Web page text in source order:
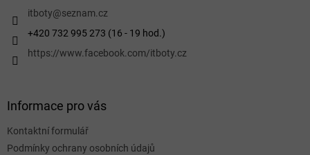
itboty@seznam.cz
+420 732 995 273 (16 - 19 hod.)
https://www.facebook.com/itboty.cz
Informace pro vás
Kontaktní formulář
Podmínky ochrany osobních údajů